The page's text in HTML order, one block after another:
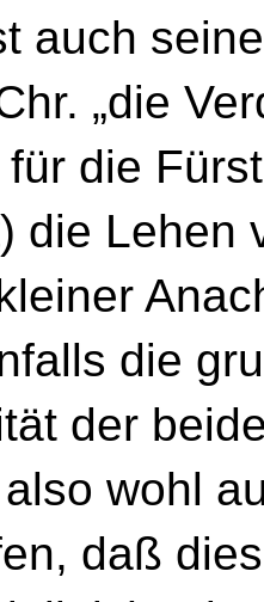
auch
„die
die
die Lehen
die
der
wohl
daß